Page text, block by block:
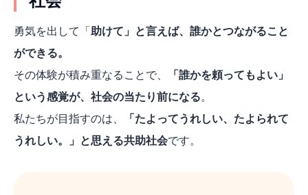
勇気を出して「助けて」と言えば、誰かとつながること
ができる。
その体験が積み重なることで、
「誰かを頼ってもよい」
という感覚が、社会の当たり前になる。
私たちが目指すのは、
「たよってうれしい、たよられて
うれしい。」と思える共助社会です。